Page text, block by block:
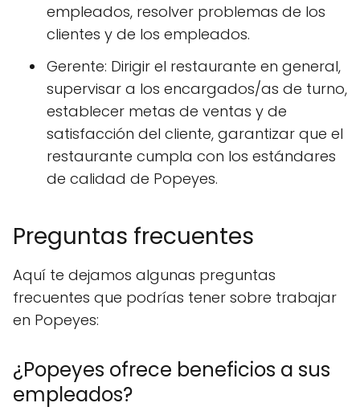
empleados, resolver problemas de los
clientes y de los empleados.
Gerente: Dirigir el restaurante en general,
supervisar a los encargados/as de turno,
establecer metas de ventas y de
satisfacción del cliente, garantizar que el
restaurante cumpla con los estándares
de calidad de Popeyes.
Preguntas frecuentes
Aquí te dejamos algunas preguntas
frecuentes que podrías tener sobre trabajar
en Popeyes:
¿Popeyes ofrece beneficios a sus
empleados?